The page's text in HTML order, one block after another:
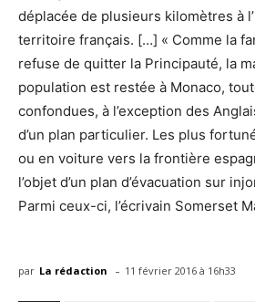
déplacée de plusieurs kilomètres à
territoire français. […] « Comme la
refuse de quitter la Principauté, la
population est restée à Monaco,
confondues, à l’exception des
d’un plan particulier. Les plus
ou en voiture vers la frontière
l’objet d’un plan d’évacuation sur
Parmi ceux-ci, l’écrivain Somerset
par La rédaction - 11 février 2016 à 16h33